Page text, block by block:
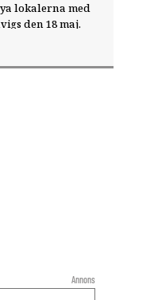
lokalerna med
den 18 maj.
Annons